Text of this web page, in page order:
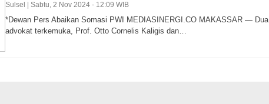
Sulsel | Sabtu, 2 Nov 2024 - 12:09 WIB
*Dewan Pers Abaikan Somasi PWI MEDIASINERGI.CO MAKASSAR — Dua
advokat terkemuka, Prof. Otto Cornelis Kaligis dan…